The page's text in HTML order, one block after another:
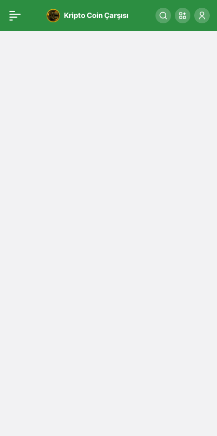
Kripto Coin Çarşısı